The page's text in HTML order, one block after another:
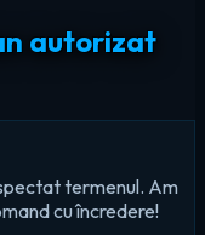
autorizat
siguranțe
execuție